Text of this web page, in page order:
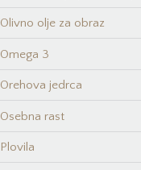
Olivno olje za obraz
Omega 3
Orehova jedrca
Osebna rast
Plovila